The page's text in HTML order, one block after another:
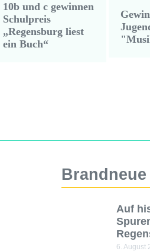
10b und c gewinnen
Schulpreis
„Regensburg liest
ein Buch“
Brandneue
Auf
6. August